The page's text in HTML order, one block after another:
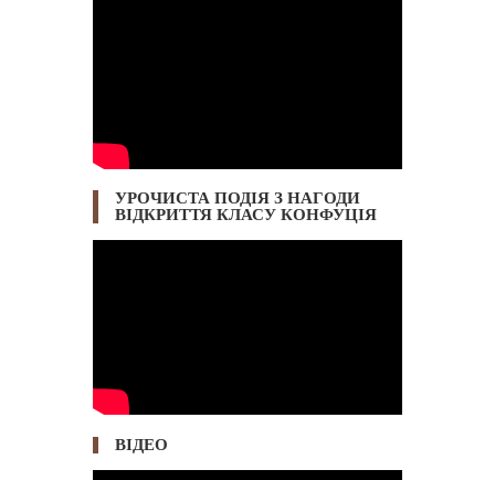
УРОЧИСТА ПОДІЯ З НАГОДИ
ВІДКРИТТЯ КЛАСУ КОНФУЦІЯ
ВІДЕО